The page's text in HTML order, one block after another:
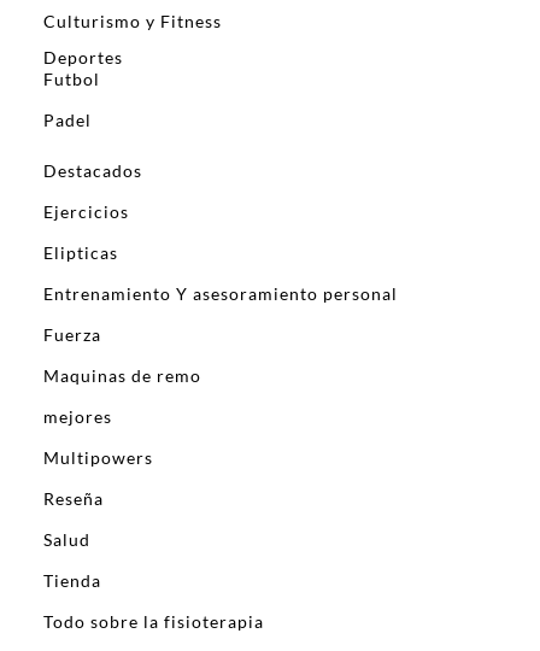
Culturismo y Fitness
Deportes
Futbol
Padel
Destacados
Ejercicios
Elipticas
Entrenamiento Y asesoramiento personal
Fuerza
Maquinas de remo
mejores
Multipowers
Reseña
Salud
Tienda
Todo sobre la fisioterapia